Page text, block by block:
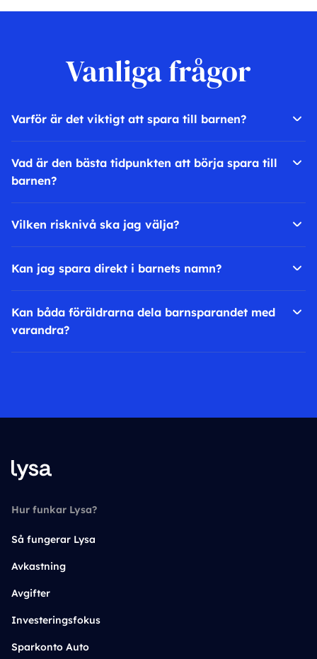
Vanliga frågor
Varför är det viktigt att spara till barnen?
Vad är den bästa tidpunkten att börja spara till
barnen?
Vilken risknivå ska jag välja?
Kan jag spara direkt i barnets namn?
Kan båda föräldrarna dela barnsparandet med
varandra?
Hur funkar Lysa?
Så fungerar Lysa
Avkastning
Avgifter
Investeringsfokus
Sparkonto Auto